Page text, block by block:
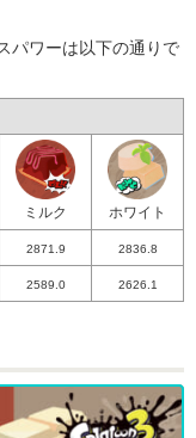
パワーは以下の通りで
ミルク ホワイト
2871.9 2836.8
2589.0 2626.1